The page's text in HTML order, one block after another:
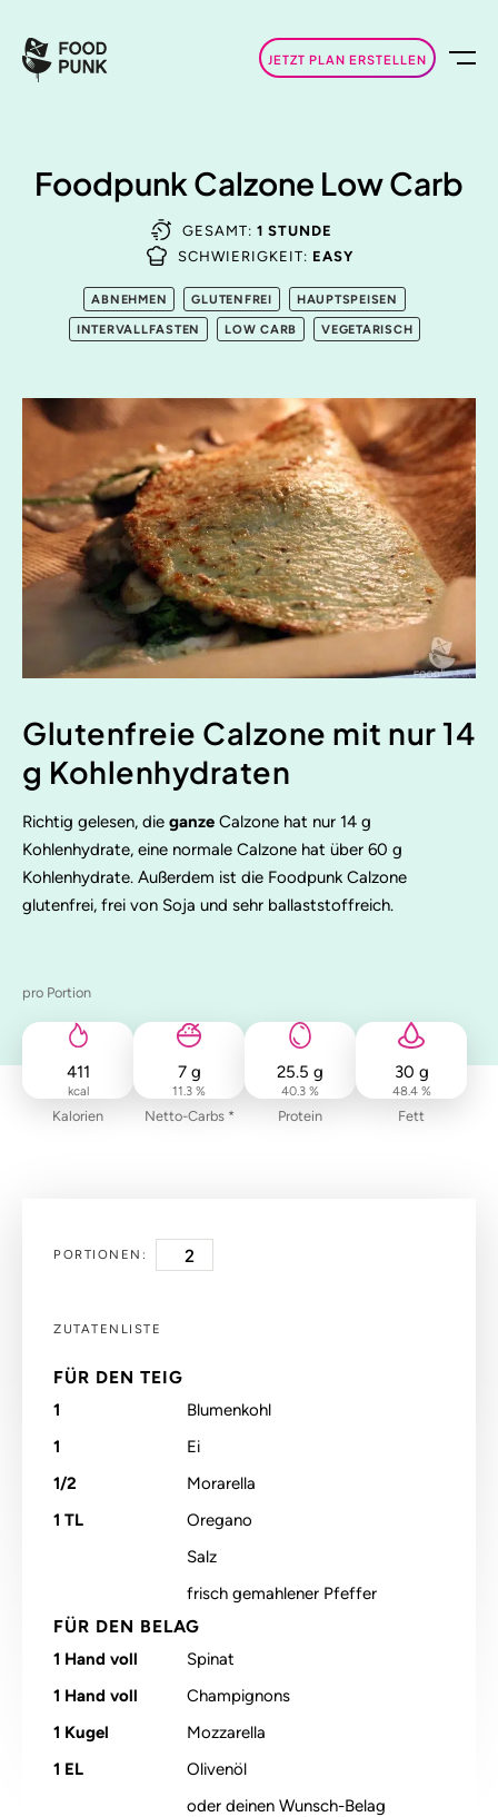
JETZT PLAN ERSTELLEN
Foodpunk Calzone Low Carb
GESAMT: 1 STUNDE
SCHWIERIGKEIT: EASY
ABNEHMEN GLUTENFREI HAUPTSPEISEN
INTERVALLFASTEN LOW CARB VEGETARISCH
Glutenfreie Calzone mit nur 14
g Kohlenhydraten
Richtig gelesen, die ganze Calzone hat nur 14 g
Kohlenhydrate, eine normale Calzone hat über 60 g
Kohlenhydrate. Außerdem ist die Foodpunk Calzone
glutenfrei, frei von Soja und sehr ballaststoffreich.
pro Portion
411
kcal
Kalorien
7 g
11.3 %
Netto-Carbs *
25.5 g
40.3 %
Protein
30 g
48.4 %
Fett
PORTIONEN:
ZUTATENLISTE
FÜR DEN TEIG
1
Blumenkohl
1
Ei
1/2
Morarella
1 TL
Oregano
Salz
frisch gemahlener Pfeffer
FÜR DEN BELAG
1 Hand voll
Spinat
1 Hand voll
Champignons
1 Kugel
Mozzarella
1 EL
Olivenöl
oder deinen Wunsch-Belag